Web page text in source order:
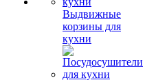
Выдвижные
корзины для
кухни